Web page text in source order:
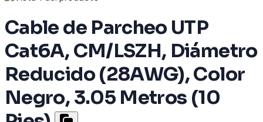
Cable de Parcheo UTP
Cat6A, CM/LSZH, Diámetro
Reducido (28AWG), Color
Negro, 3.05 Metros (10